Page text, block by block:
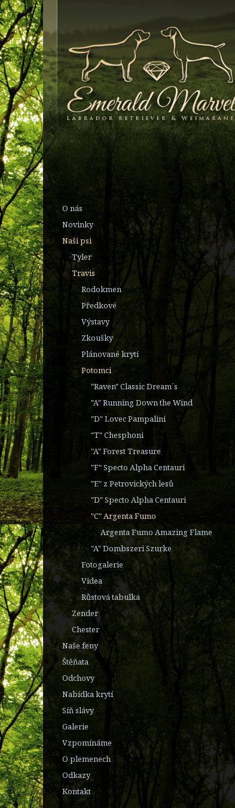
O nás
Novinky
Naši psi
Tyler
Travis
Rodokmen
Předkové
Výstavy
Zkoušky
Plánované krytí
Potomci
"Raven" Classic Dream´s
"A" Running Down the Wind
"D" Lovec Pampalini
"T" Chesphoni
"A" Forest Treasure
"F" Specto Alpha Centauri
"E" z Petrovických lesů
"D" Specto Alpha Centauri
"C" Argenta Fumo
Argenta Fumo Amazing Flame
"A" Dombszeri Szurke
Fotogalerie
Videa
Růstová tabulka
Zender
Chester
Naše feny
Štěňata
Odchovy
Nabídka krytí
Síň slávy
Galerie
Vzpomínáme
O plemenech
Odkazy
Kontakt